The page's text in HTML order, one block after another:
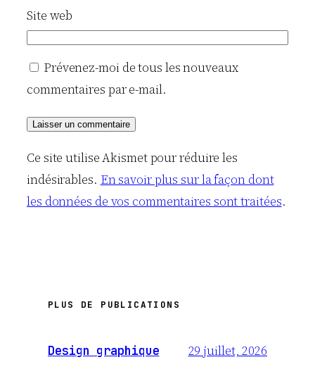
Site web
Prévenez-moi de tous les nouveaux
commentaires par e-mail.
Ce site utilise Akismet pour réduire les
indésirables. En savoir plus sur la façon dont
les données de vos commentaires sont traitées.
PLUS DE PUBLICATIONS
Design graphique 29 juillet, 2026